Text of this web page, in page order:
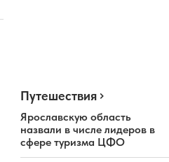
Путешествия
Ярославскую область
назвали в числе лидеров в
сфере туризма ЦФО